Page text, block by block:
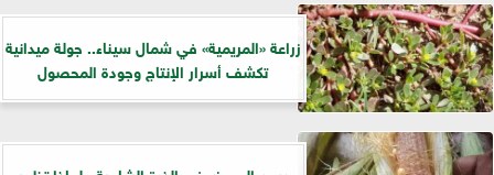
زراعة «المريمية» في شمال سيناء.. جولة ميدانية
تكشف أسرار الإنتاج وجودة المحصول